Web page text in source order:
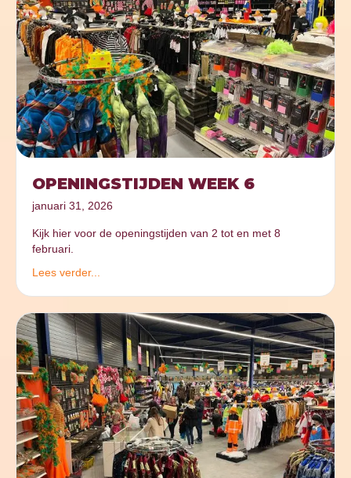
OPENINGSTIJDEN WEEK 6
januari 31, 2026
Kijk hier voor de openingstijden van 2 tot en met 8
februari.
Lees verder...